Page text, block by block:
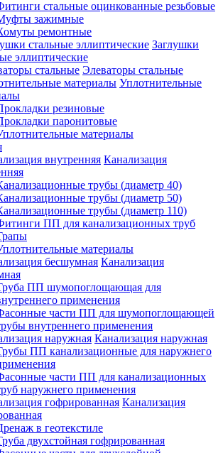
стальные оцинкованные резьбовые
зажимные
ремонтные
Заглушки
эллиптические
Элеваторы стальные
Уплотнительные
резиновые
паронитовые
материалы
Канализация
трубы (диаметр 40)
трубы (диаметр 50)
трубы (диаметр 110)
ПП для канализационных труб
материалы
Канализация
ПП шумопоглощающая для
применения
части ПП для шумопоглощающей
внутреннего применения
Канализация наружная
ПП канализационные для наружнего
части ПП для канализационных
наружнего применения
Канализация
в геотекстиле
двухстойная гофрированная